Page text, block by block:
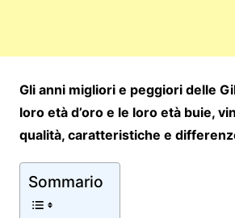
Gli anni migliori e peggiori delle
loro età d’oro e le loro età buie,
qualità, caratteristiche e
Sommario